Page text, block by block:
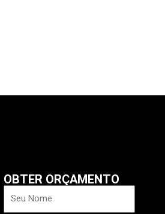
OBTER ORÇAMENTO
Nome